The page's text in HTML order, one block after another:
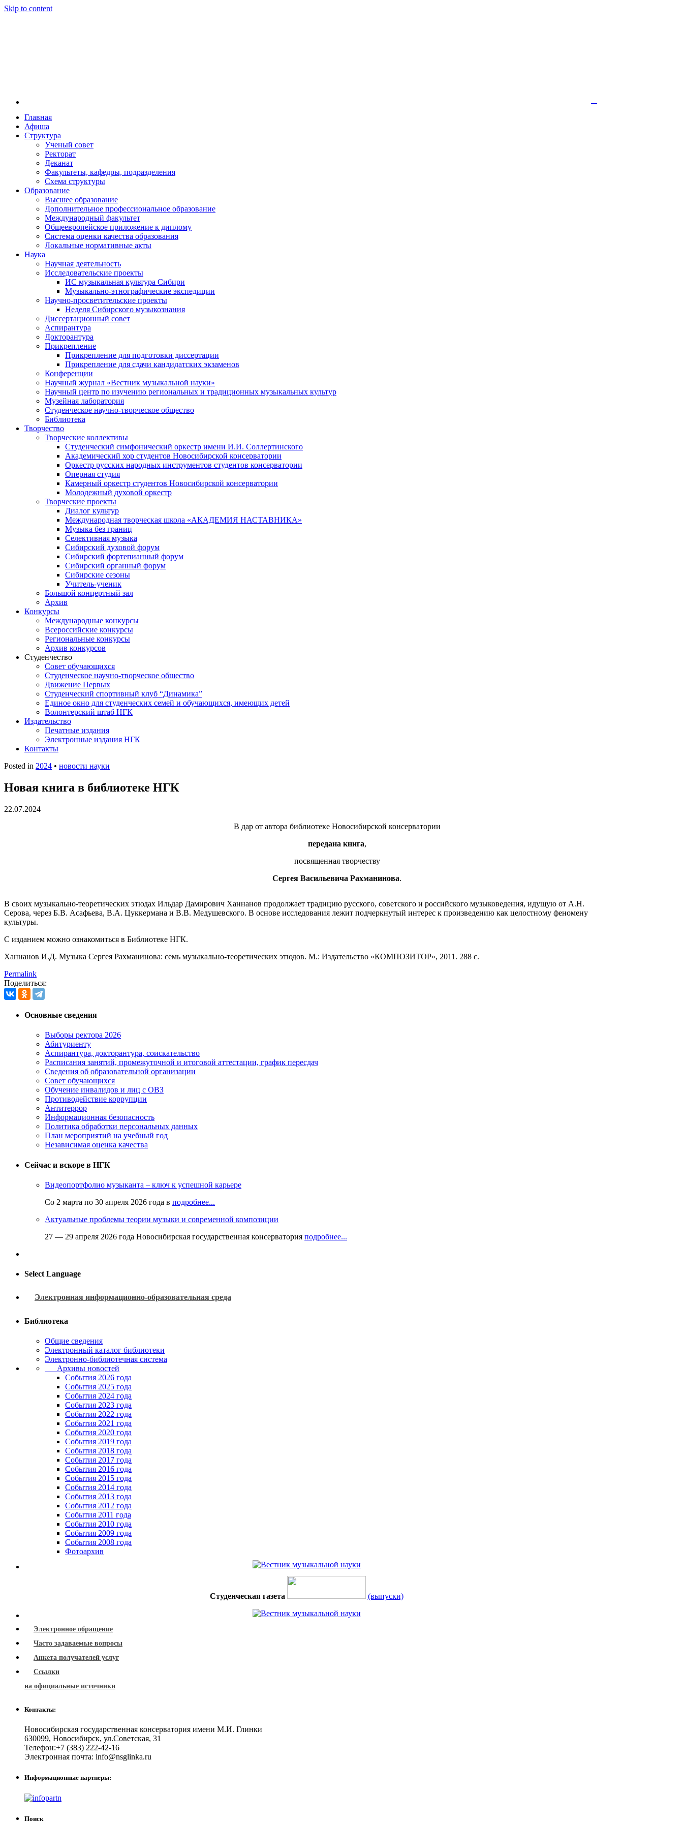
Skip to content
Новосибирская государственная консерватория имени М. И. Глинки
Новосибирская государственная консерватория имени М. И. Глинки — высшее музыкальное учебное заведение в Новосибирске. Основанная в 1956
году распоряжением совмина РСФСР и указом министерства культуры РСФСР, консерватория стала первым музыкальным высшим учебным
заведением в Сибири[2] и до сих пор остаётся единственным за пределами европейской части России[3]. С 1957 года она носит имя Михаила Ивановича
Глинки.
Главная
Афиша
Структура
Ученый совет
Ректорат
Деканат
Факультеты, кафедры, подразделения
Схема структуры
Образование
Высшее образование
Дополнительное профессиональное образование
Международный факультет
Общеевропейское приложение к диплому
Система оценки качества образования
Локальные нормативные акты
Наука
Научная деятельность
Исследовательские проекты
ИС музыкальная культура Сибири
Музыкально-этнографические экспедиции
Научно-просветительские проекты
Неделя Сибирского музыкознания
Диссертационный совет
Аспирантура
Докторантура
Прикрепление
Прикрепление для подготовки диссертации
Прикрепление для сдачи кандидатских экзаменов
Конференции
Научный журнал «Вестник музыкальной науки»
Научный центр по изучению региональных и традиционных музыкальных культур
Музейная лаборатория
Студенческое научно-творческое общество
Библиотека
Творчество
Творческие коллективы
Студенческий симфонический оркестр имени И.И. Соллертинского
Академический хор студентов Новосибирской консерватории
Оркестр русских народных инструментов студентов консерватории
Оперная студия
Камерный оркестр студентов Новосибирской консерватории
Молодежный духовой оркестр
Творческие проекты
Диалог культур
Международная творческая школа «АКАДЕМИЯ НАСТАВНИКА»
Музыка без границ
Селективная музыка
Сибирский духовой форум
Сибирский фортепианный форум
Сибирский органный форум
Сибирские сезоны
Учитель-ученик
Большой концертный зал
Архив
Конкурсы
Международные конкурсы
Всероссийские конкурсы
Региональные конкурсы
Архив конкурсов
Студенчество
Совет обучающихся
Студенческое научно-творческое общество
Движение Первых
Студенческий спортивный клуб “Динамика”
Единое окно для студенческих семей и обучающихся, имеющих детей
Волонтерский штаб НГК
Издательство
Печатные издания
Электронные издания НГК
Контакты
Posted in 2024 • новости науки
Новая книга в библиотеке НГК
22.07.2024
В дар от автора библиотеке Новосибирской консерватории
передана книга,
посвященная творчеству
Сергея Васильевича Рахманинова.
В своих музыкально-теоретических этюдах Ильдар Дамирович Ханнанов продолжает традицию русского, советского и российского музыковедения, идущую от А.Н.
Серова, через Б.В. Асафьева, В.А. Цуккермана и В.В. Медушевского. В основе исследования лежит подчеркнутый интерес к произведению как целостному феномену
культуры.
С изданием можно ознакомиться в Библиотеке НГК.
Ханнанов И.Д. Музыка Сергея Рахманинова: семь музыкально-теоретических этюдов. М.: Издательство «КОМПОЗИТОР», 2011. 288 с.
Permalink
Поделиться:
Основные сведения
Выборы ректора 2026
Абитуриенту
Аспирантура, докторантура, соискательство
Расписания занятий, промежуточной и итоговой аттестации, график пересдач
Сведения об образовательной организации
Совет обучающихся
Обучение инвалидов и лиц с ОВЗ
Противодействие коррупции
Антитеррор
Информационная безопасность
Политика обработки персональных данных
План мероприятий на учебный год
Независимая оценка качества
Сейчас и вскоре в НГК
Видеопортфолио музыканта – ключ к успешной карьере
Со 2 марта по 30 апреля 2026 года в подробнее...
Актуальные проблемы теории музыки и современной композиции
27 — 29 апреля 2026 года Новосибирская государственная консерватория подробнее...
Select Language
Электронная информационно-образовательная среда
Библиотека
Общие сведения
Электронный каталог библиотеки
Электронно-библиотечная система
Архивы новостей
Cобытия 2026 года
События 2025 года
События 2024 года
События 2023 года
Cобытия 2022 года
Cобытия 2021 года
События 2020 года
События 2019 года
События 2018 года
События 2017 года
События 2016 года
События 2015 года
События 2014 года
События 2013 года
События 2012 года
События 2011 года
События 2010 года
События 2009 года
События 2008 года
Фотоархив
Студенческая газета (выпуски)
Электронное обращение
Часто задаваемые вопросы
Анкета получателей услуг
Ссылки
на официальные источники
Контакты:
Новосибирская государственная консерватория имени М.И. Глинки
630099, Новосибирск, ул.Советская, 31
Телефон:+7 (383) 222-42-16
Электронная почта: info@nsglinka.ru
Информационные партнеры:
Поиск